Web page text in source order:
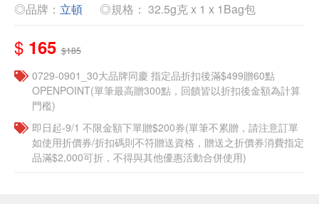
◎品牌： 立頓 ◎規格： 32.5g克 x 1 x 1Bag包
$ 165 $185
0729-0901_30大品牌同慶 指定品折扣後滿$499贈60點
OPENPOINT(單筆最高贈300點，回饋皆以折扣後金額為計算
門檻)
即日起-9/1 不限金額下單贈$200券(單筆不累贈，請注意訂單
如使用折價券/折扣碼則不符贈送資格，贈送之折價券消費指定
品滿$2,000可折，不得與其他優惠活動合併使用)